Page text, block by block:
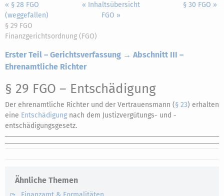
« § 28 FGO
(weggefallen)
« Inhaltsübersicht
FGO »
§ 30 FGO »
§ 29 FGO
Finanzgerichtsordnung (FGO)
Erster Teil – Gerichtsverfassung → Abschnitt III –
Ehrenamtliche Richter
§ 29 FGO – Entschädigung
Der ehrenamtliche Richter und der Vertrauensmann (§ 23) erhalten
eine Entschädigung nach dem Justizvergütungs- und -
entschädigungsgesetz.
Ähnliche Themen